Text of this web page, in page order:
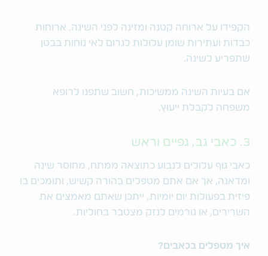
הקפידו על ארוחה קטנה ומזינה לפני השינה. ארוחות
כבדות ועתירות שומן עלולות לגרום לאי נוחות בבטן
שתפריע לשינה.
אם בעיות השינה ממשיכות, חשוב שתפנו לרופא
משפחה לקבלת ייעוץ.
3. כאבי גב, גפיים וראש
כאבי גוף עלולים לנבוע כתוצאה ממתח, מחוסר שינה
ומדאגה, אך אם אתם מטפלים בהורה קשיש, ותומכים בו
פיזית בפעולות יום יומיות, ייתכן שאתם מאמצים את
השרירים, או גורמים לנזק מצטבר בחוליות.
איך מטפלים בכאבים?